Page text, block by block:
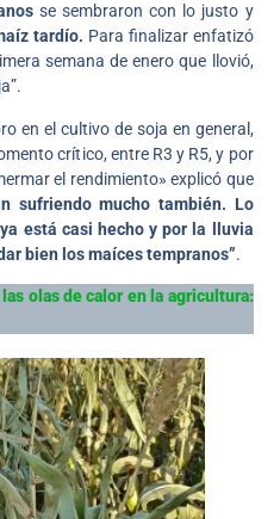
se sembraron con lo justo y
tardío. Para finalizar enfatizó
semana de enero que llovió,
en el cultivo de soja en general,
crítico, entre R3 y R5, y por
el rendimiento» explicó que
sufriendo mucho también. Lo
está casi hecho y por la lluvia
bien los maíces tempranos”.
olas de calor en la agricultura: